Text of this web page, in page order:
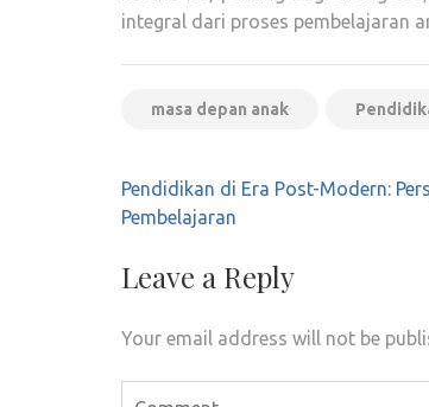
integral dari proses pembelajaran
masa depan anak
Post
navigation
Pendidikan di Era Post-Modern:
Pembelajaran
Leave a Reply
Your email address will not be